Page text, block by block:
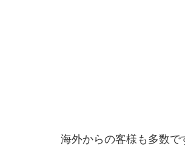
海外からの客様も多数で